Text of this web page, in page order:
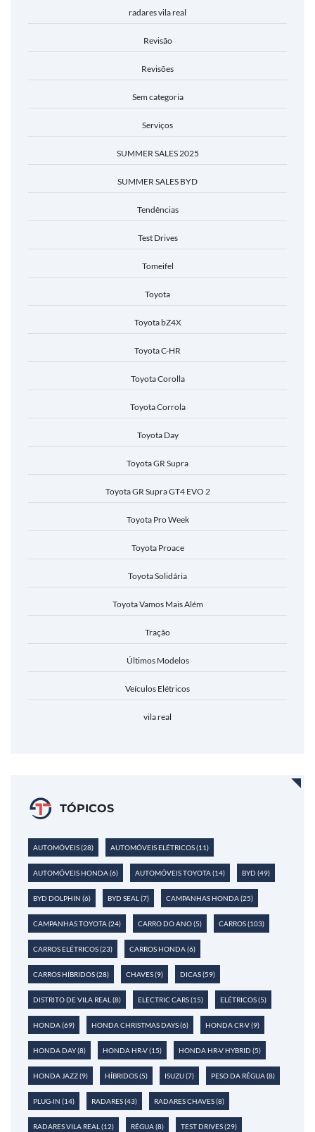
radares vila real
Revisão
Revisões
Sem categoria
Serviços
SUMMER SALES 2025
SUMMER SALES BYD
Tendências
Test Drives
Tomeifel
Toyota
Toyota bZ4X
Toyota C-HR
Toyota Corolla
Toyota Corrola
Toyota Day
Toyota GR Supra
Toyota GR Supra GT4 EVO 2
Toyota Pro Week
Toyota Proace
Toyota Solidária
Toyota Vamos Mais Além
Tração
Últimos Modelos
Veículos Elétricos
vila real
TÓPICOS
AUTOMÓVEIS(28) AUTOMÓVEIS ELÉTRICOS(11)
AUTOMÓVEIS HONDA(6) AUTOMÓVEIS TOYOTA(14) BYD (49)
BYD DOLPHIN (6) BYD SEAL (7) CAMPANHAS HONDA(25)
CAMPANHAS TOYOTA(24) CARRO DO ANO(5) CARROS(103)
CARROS ELÉTRICOS(23) CARROS HONDA(6)
CARROS HÍBRIDOS(28) CHAVES(9) DICAS(59)
DISTRITO DE VILA REAL (8) ELECTRIC CARS(15) ELÉTRICOS(5)
HONDA(69) HONDA CHRISTMAS DAYS(6) HONDA CR-V(9)
HONDA DAY(8) HONDA HR-V(15) HONDA HR-V HYBRID (5)
HONDA JAZZ(9) HÍBRIDOS(5) ISUZU(7) PESO DA RÉGUA(8)
PLUG-IN (14) RADARES(43) RADARES CHAVES(8)
RADARES VILA REAL (12) RÉGUA(8) TEST DRIVES(29)